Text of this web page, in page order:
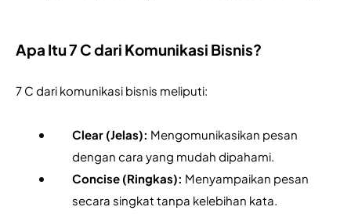
Apa Itu 7 C dari Komunikasi Bisnis?
7 C dari komunikasi bisnis meliputi:
Clear (Jelas): Mengomunikasikan pesan
dengan cara yang mudah dipahami.
Concise (Ringkas): Menyampaikan pesan
secara singkat tanpa kelebihan kata.